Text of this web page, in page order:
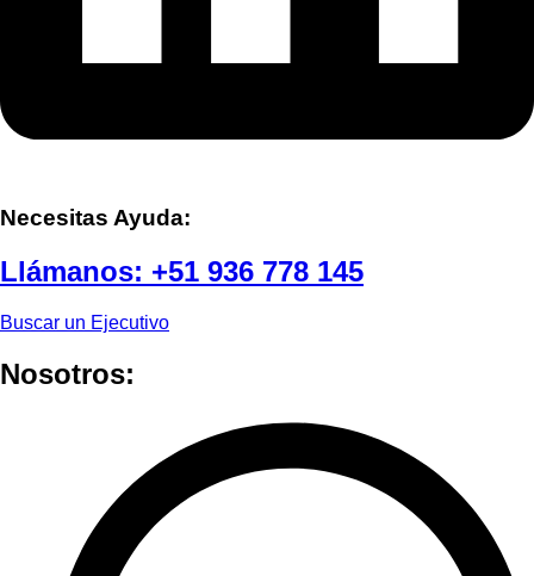
Necesitas Ayuda:
Llámanos: +51 936 778 145
Buscar un Ejecutivo
Nosotros: